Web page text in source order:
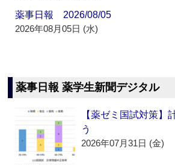
薬事日報 2026/08/05
2026年08月05日 (水)
薬事日報 薬学生新聞デジタル
【薬ゼミ国試対策】
う
2026年07月31日 (金)